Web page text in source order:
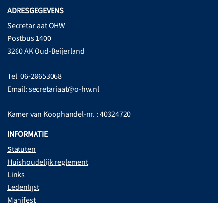
ADRESGEGEVENS
Secretariaat OHW
Postbus 1400
3260 AK Oud-Beijerland
Tel: 06-28653068
Email:secretariaat@o-hw.nl
Kamer van Koophandel-nr. : 40324720
INFORMATIE
Statuten
Huishoudelijk reglement
Links
Ledenlijst
Manifest